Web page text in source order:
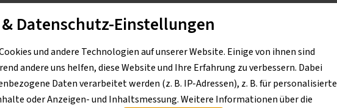
Liebherr R 936 Compact zu nennen. Der Raupenbagger verfügt
mit Smart Systems mit einer 3D-
„Baustellen werden immer enger, die Arbeiten immer
schwerer. Deshalb waren wir auf der Suche nach einem Bagger,
hohe Lasten bewegen kann – und zwar auf engstem Raum“,
und Enkel des Firmengründers.
Datenschutz-Einstellungen
und andere Technologien auf unserer Website. Einige von ihnen sind
andere uns helfen, diese Website und Ihre Erfahrung zu verbessern. Dabei
Daten verarbeitet werden (z. B. IP-Adressen), z. B. für personalisierte
oder Anzeigen- und Inhaltsmessung. Weitere Informationen über die